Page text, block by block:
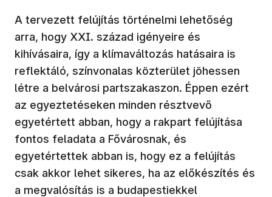
A tervezett felújítás történelmi lehetőség
arra, hogy XXI. század igényeire és
kihívásaira, így a klímaváltozás hatásaira is
reflektáló, színvonalas közterület jöhessen
létre a belvárosi partszakaszon. Éppen ezért
az egyeztetéseken minden résztvevő
egyetértett abban, hogy a rakpart felújítása
fontos feladata a Fővárosnak, és
egyetértettek abban is, hogy ez a felújítás
csak akkor lehet sikeres, ha az előkészítés és
a megvalósítás is a budapestiekkel